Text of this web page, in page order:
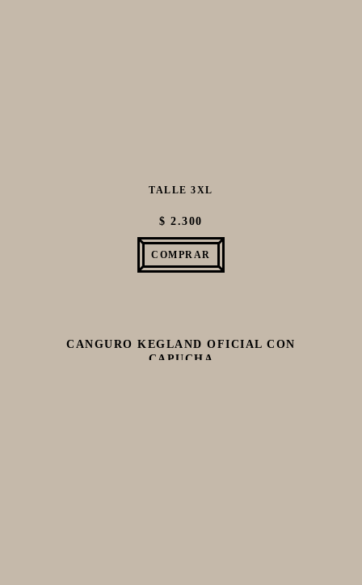
TALLE 3XL
$ 2.300
COMPRAR
CANGURO KEGLAND OFICIAL CON
CAPUCHA